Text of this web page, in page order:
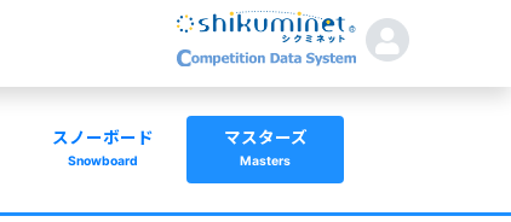
スノーボード
Snowboard
マスターズ
Masters